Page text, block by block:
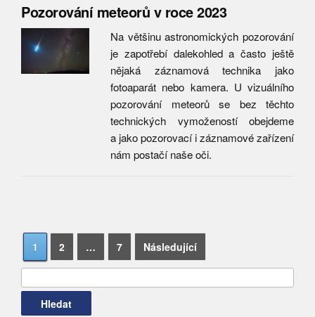
Pozorování meteorů v roce 2023
Na většinu astronomických pozorování
je zapotřebí dalekohled a často ještě
nějaká záznamová technika jako
fotoaparát nebo kamera. U vizuálního
pozorování meteorů se bez těchto
technických vymožeností obejdeme
a jako pozorovací i záznamové zařízení
nám postačí naše oči.
Navigace
pro
příspěvky
1 2 … 7 Následující
Vyhledávání